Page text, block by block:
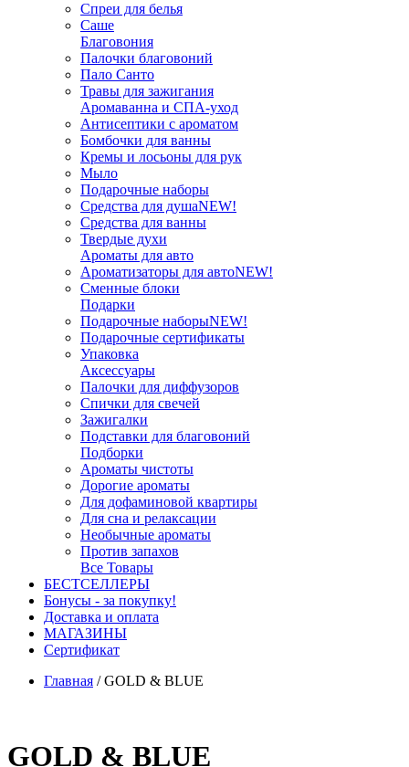
Спреи для белья
Саше
Благовония
Палочки благовоний
Пало Санто
Травы для зажигания
Аромаванна и СПА-уход
Антисептики с ароматом
Бомбочки для ванны
Кремы и лосьоны для рук
Мыло
Подарочные наборы
Средства для душаNEW!
Средства для ванны
Твердые духи
Ароматы для авто
Ароматизаторы для автоNEW!
Сменные блоки
Подарки
Подарочные наборыNEW!
Подарочные сертификаты
Упаковка
Аксессуары
Палочки для диффузоров
Спички для свечей
Зажигалки
Подставки для благовоний
Подборки
Ароматы чистоты
Дорогие ароматы
Для дофаминовой квартиры
Для сна и релаксации
Необычные ароматы
Против запахов
Все Товары
БЕСТСЕЛЛЕРЫ
Бонусы - за покупку!
Доставка и оплата
МАГАЗИНЫ
Cертификат
Главная /GOLD & BLUE
GOLD & BLUE